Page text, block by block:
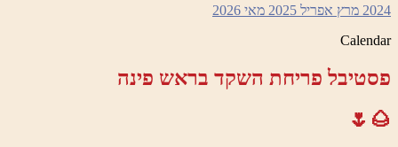
2024 מרץ אפריל 2025 מאי 2026
Calendar
פסטיבל פריחת השקד בראש פינה
🌰🌷